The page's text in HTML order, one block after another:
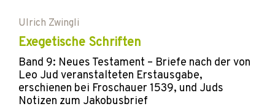
Ulrich Zwingli
Exegetische Schriften
Band 9: Neues Testament – Briefe nach der von
Leo Jud veranstalteten Erstausgabe,
erschienen bei Froschauer 1539, und Juds
Notizen zum Jakobusbrief